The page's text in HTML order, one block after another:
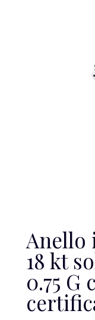
Anello
18 kt
0.75 G